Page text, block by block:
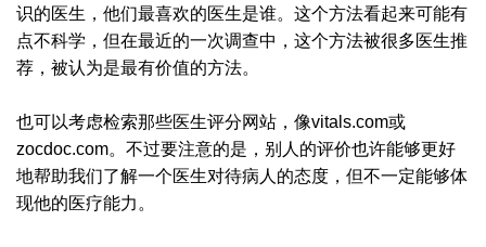
识的医生，他们最喜欢的医生是谁。这个方法看起来可能有
点不科学，但在最近的一次调查中，这个方法被很多医生推
荐，被认为是最有价值的方法。
也可以考虑检索那些医生评分网站，像vitals.com或
zocdoc.com。不过要注意的是，别人的评价也许能够更好
地帮助我们了解一个医生对待病人的态度，但不一定能够体
现他的医疗能力。